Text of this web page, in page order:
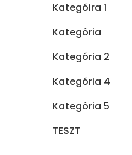
Kategóira 1
Kategória
Kategória 2
Kategória 4
Kategória 5
TESZT